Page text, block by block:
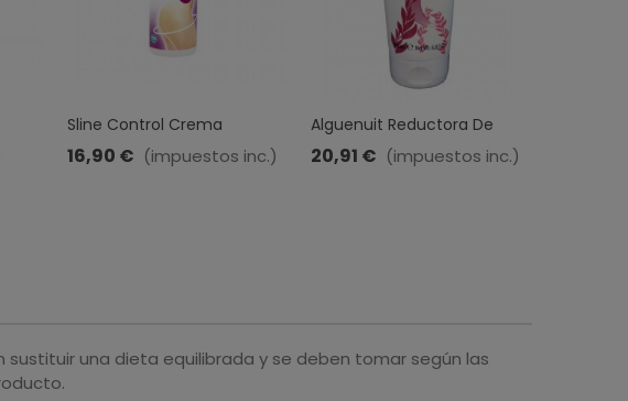
Sline Control Crema
Anticelulítica · Sakai · 150 Ml
16,90 € (impuestos inc.)
Alguenuit Reductora De
Noche · Algologie · 200 Ml
20,91 € (impuestos inc.)
una dieta equilibrada y se deben tomar según las